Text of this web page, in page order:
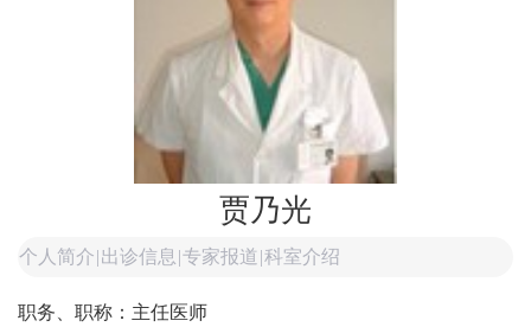
贾乃光
个人简介 出诊信息 专家报道 科室介绍
职务、职称：主任医师